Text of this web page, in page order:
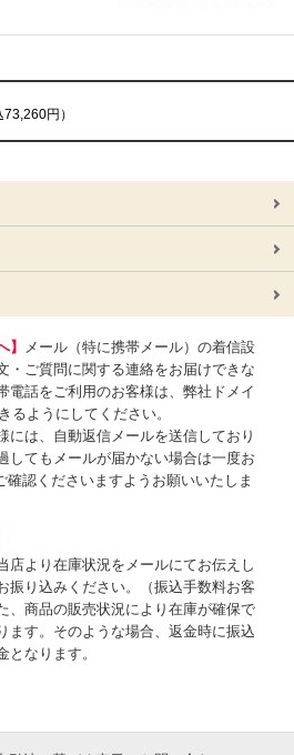
73,260円）
】
メール（特に携帯メール）の着信設
・ご質問に関する連絡をお届けできな
電話をご利用のお客様は、弊社ドメイ
るようにしてください。
には、自動返信メールを送信しており
してもメールが届かない場合は一度お
確認くださいますようお願いいたしま
店より在庫状況をメールにてお伝えし
振り込みください。（振込手数料お客
、商品の販売状況により在庫が確保で
ます。そのような場合、返金時に振込
なります。